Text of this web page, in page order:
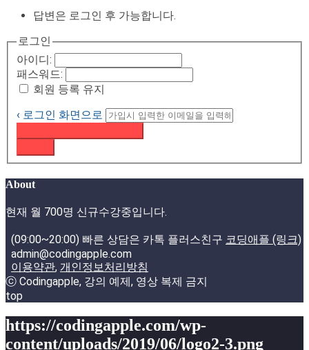
답변은 로그인 후 가능합니다.
로그인
아이디:
패스워드:
회원 등록 유지
‹ 로그인 화면으로
About
현재 월 700명 신규수강중입니다.
(09:00~20:00) 빠른 상담은 카톡 플러스친구 코딩애플 (링크)
admin@codingapple.com
이용약관, 개인정보처리방침
ⓒ Codingapple, 강의 예제, 영상 복제 금지
top
https://codingapple.com/wp-
content/uploads/2019/06/logo2-3.png